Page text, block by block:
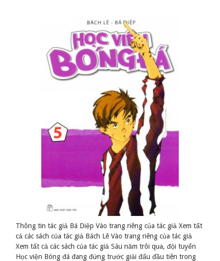
Thông tin tác giả Bá Diệp Vào trang riêng của tác giả Xem tất
cả các sách của tác giả Bách Lê Vào trang riêng của tác giả
Xem tất cả các sách của tác giả Sáu năm trôi qua, đội tuyển
Học viện Bóng đá đang đứng trước giải đấu đầu tiên trong